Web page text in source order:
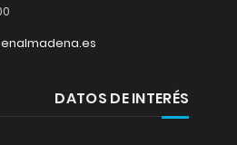
DATOS DE INTERÉS